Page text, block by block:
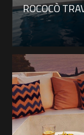
ROCOCÒ